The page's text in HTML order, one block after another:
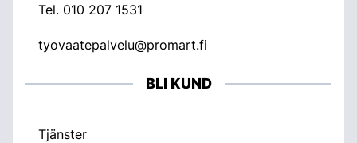
Tel. 010 207 1531
tyovaatepalvelu@promart.fi
BLI KUND
Tjänster